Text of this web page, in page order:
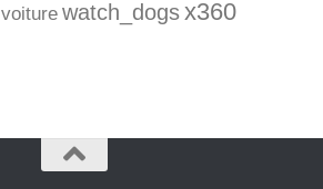
voiture watch_dogsx360